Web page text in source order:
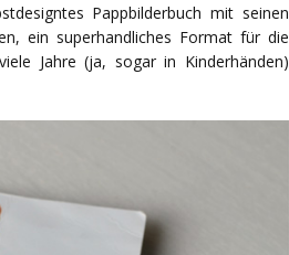
Pappbilderbuch mit seinen
ein superhandliches Format für die
Jahre (ja, sogar in Kinderhänden)